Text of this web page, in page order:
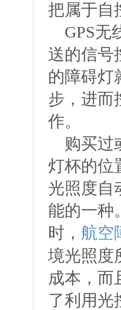
把属于自
GPS无
送的信号
的障碍灯
步，进而
作。
购买过
灯杯的位
光照度自
能的一种
时， 航空
境光照度
成本，而
了利用光